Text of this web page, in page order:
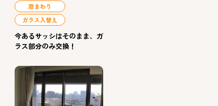
窓まわり
ガラス入替え
今あるサッシはそのまま、ガ
ラス部分のみ交換！